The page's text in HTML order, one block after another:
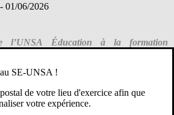
01/06/2026
l’UNSA Éducation à la formation
la prévention.
SE-UNSA !
de votre lieu d'exercice afin que
votre expérience.